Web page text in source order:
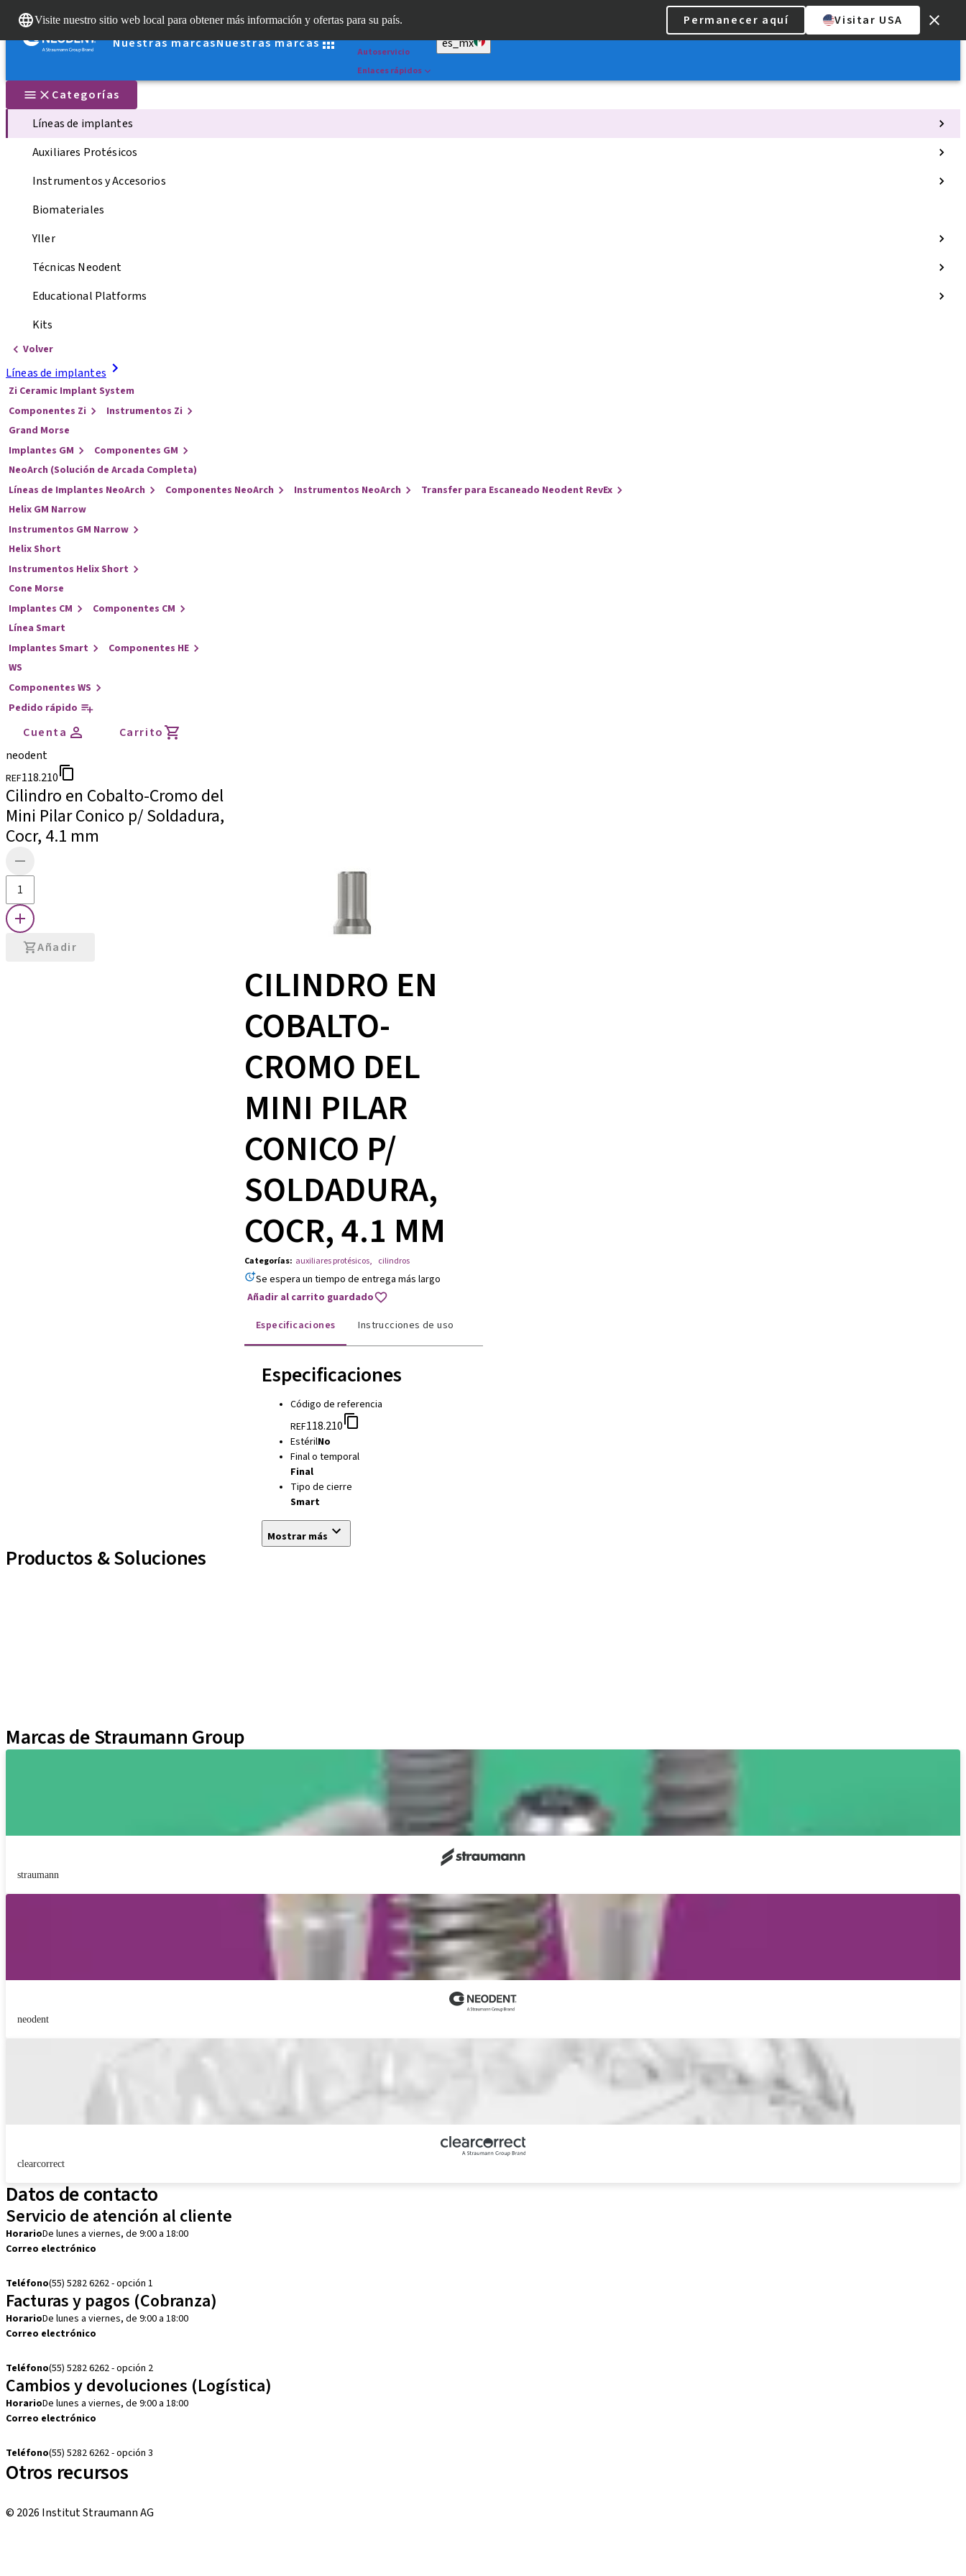
Visite nuestro sitio web local para obtener más información y ofertas para su país. Permanecer aquí
Visitar USA
Nuestras marcasNuestras marcas
Dr. Portal
Autoservicio
Enlaces rápidos
es_mx
Categorías
Líneas de implantes
Auxiliares Protésicos
Instrumentos y Accesorios
Biomateriales
Yller
Técnicas Neodent
Educational Platforms
Kits
Volver
Líneas de implantes
Zi Ceramic Implant System
Componentes Zi
Instrumentos Zi
Grand Morse
Implantes GM
Componentes GM
NeoArch (Solución de Arcada Completa)
Líneas de Implantes NeoArch
Componentes NeoArch Instrumentos NeoArch
Transfer para Escaneado Neodent RevEx
Helix GM Narrow
Instrumentos GM Narrow
Helix Short
Instrumentos Helix Short
Cone Morse
Implantes CM
Componentes CM
Línea Smart
Implantes Smart
Componentes HE
WS
Componentes WS
Pedido rápido
Cuenta
Carrito
neodent
REF118.210
Cilindro en Cobalto-Cromo del
Mini Pilar Conico p/ Soldadura,
Cocr, 4.1 mm
Añadir
CILINDRO EN
COBALTO-
CROMO DEL
MINI PILAR
CONICO P/
SOLDADURA,
COCR, 4.1 MM
Categorías: auxiliares protésicos, cilindros
Se espera un tiempo de entrega más largo
Añadir al carrito guardado
Especificaciones
Instrucciones de uso
Especificaciones
Código de referencia
REF118.210
EstérilNo
Final o temporal
Final
Tipo de cierre
Smart
Mostrar más
Productos & Soluciones
Marcas de Straumann Group
straumann
neodent
clearcorrect
Datos de contacto
Servicio de atención al cliente
HorarioDe lunes a viernes, de 9:00 a 18:00
Correo electrónico
Teléfono(55) 5282 6262 - opción 1
Facturas y pagos (Cobranza)
HorarioDe lunes a viernes, de 9:00 a 18:00
Correo electrónico
Teléfono(55) 5282 6262 - opción 2
Cambios y devoluciones (Logística)
HorarioDe lunes a viernes, de 9:00 a 18:00
Correo electrónico
Teléfono(55) 5282 6262 - opción 3
Otros recursos
© 2026 Institut Straumann AG